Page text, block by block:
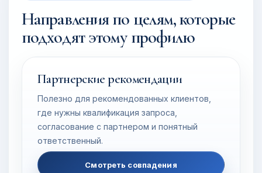
Направления по целям, которые
подходят этому профилю
Партнерские рекомендации
Полезно для рекомендованных клиентов,
где нужны квалификация запроса,
согласование с партнером и понятный
ответственный.
Смотреть совпадения